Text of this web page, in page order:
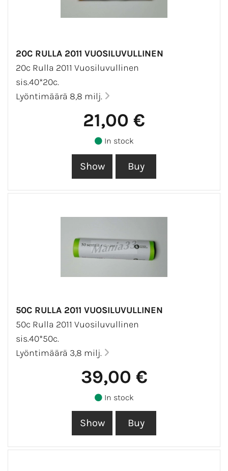
20C RULLA 2011 VUOSILUVULLINEN
20c Rulla 2011 Vuosiluvullinen
sis.40*20c.
Lyöntimäärä 8,8 milj.
21,00 €
In stock
50C RULLA 2011 VUOSILUVULLINEN
50c Rulla 2011 Vuosiluvullinen
sis.40*50c.
Lyöntimäärä 3,8 milj.
39,00 €
In stock